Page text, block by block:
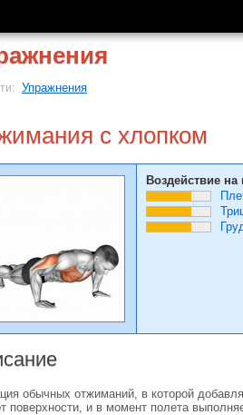
Упражнения
с хлопком
Воздействие
обычных отжиманий, в которой
поверхности, и в момент полета